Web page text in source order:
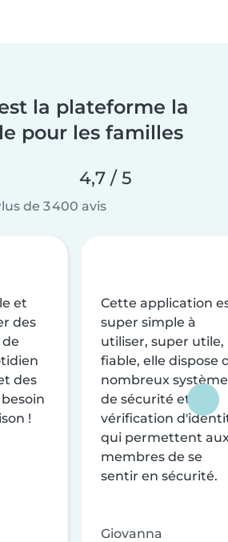
la plateforme la
pour les familles
4,7 / 5
de 3 400 avis
et
des
des
!
Cette application
super simple à
utiliser, super utile,
fiable, elle dispose
nombreux
de sécurité et de
vérification
qui permettent
membres de se
sentir en sécurité.
Giovanna